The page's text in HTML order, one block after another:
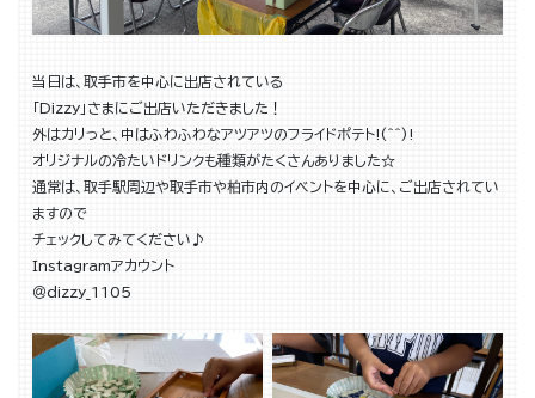
当日は、取手市を中心に出店されている
「Dizzy」さまにご出店いただきました！
外はカリっと、中はふわふわなアツアツのフライドポテト!(^^)!
オリジナルの冷たいドリンクも種類がたくさんありました☆
通常は、取手駅周辺や取手市や柏市内のイベントを中心に、ご出店されてい
ますので
チェックしてみてください♪
Instagramアカウント
＠dizzy_1105